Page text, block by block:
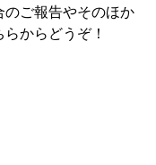
のご報告やそのほか
からどうぞ！